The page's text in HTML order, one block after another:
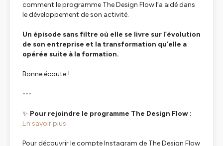
comment le programme The Design Flow l’a aidé dans
le développement de son activité.
Un épisode sans filtre où elle se livre sur l’évolution
de son entreprise et la transformation qu’elle a
opérée suite à la formation.
Bonne écoute !
---
✨ Pour rejoindre le programme The Design Flow :
En savoir plus
Pour découvrir le compte Instagram de The Design Flow